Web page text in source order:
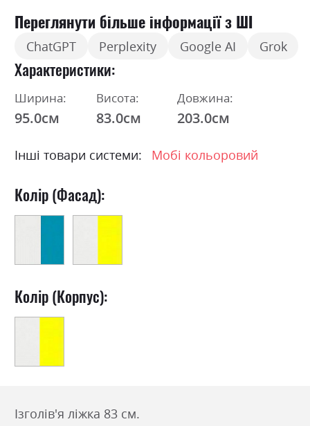
Переглянути більше інформації з ШІ
ChatGPT Perplexity Google AI Grok
Характеристики
Ширина:
95.0см
Висота:
83.0см
Довжина:
203.0см
Інші товари системи: Мобі кольоровий
Колір (Фасад):
Колір (Корпус):
Ізголів'я ліжка 83 см.